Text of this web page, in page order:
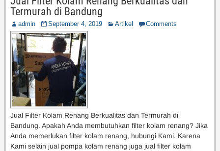
Termurah di Bandung
admin September 4, 2019 Artikel Comments
Jual Filter Kolam Renang Berkualitas dan Termurah di
Bandung. Apakah Anda membutuhkan filter kolam renang? Jika
Anda memerlukan filter kolam renang, hubungi Kami. Karena
Kami selain jual pompa kolam renang juga jual filter kolam